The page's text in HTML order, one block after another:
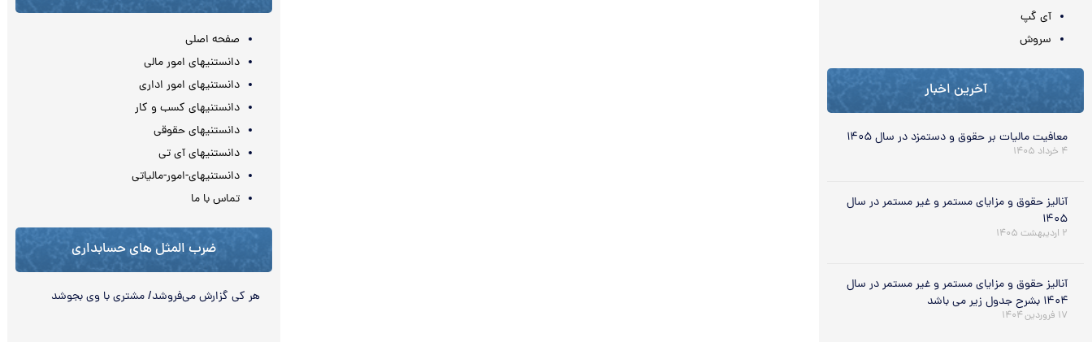
آی گپ
سروش
آخرین اخبار
معافیت مالیات بر حقوق و دستمزد در سال ۱۴۰۵
۴ خرداد ۱۴۰۵
آنالیز حقوق و مزایای مستمر و غیر مستمر در سال
۱۴۰۵
۲ اردیبهشت ۱۴۰۵
آنالیز حقوق و مزایای مستمر و غیر مستمر در سال
۱۴۰۴ بشرح جدول زیر می باشد
۱۷ فروردین ۱۴۰۴
صفحه اصلی
دانستنیهای امور مالی
دانستنیهای امور اداری
دانستنیهای کسب و کار
دانستنیهای حقوقی
دانستنیهای آی تی
دانستنیهای-امور-مالیاتی
تماس با ما
ضرب المثل های حسابداری
هر کی گزارش می‌‏فروشد/ مشتری با وی بجوشد